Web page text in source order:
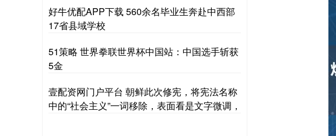
好牛优配APP下载 560余名毕业生奔赴中西部
17省县域学校
51策略 世界拳联世界杯中国站：中国选手斩获
5金
壹配资网门户平台 朝鲜此次修宪，将宪法名称
中的“社会主义”一词移除，表面看是文字微调，